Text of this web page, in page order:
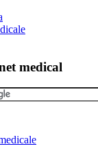
medical